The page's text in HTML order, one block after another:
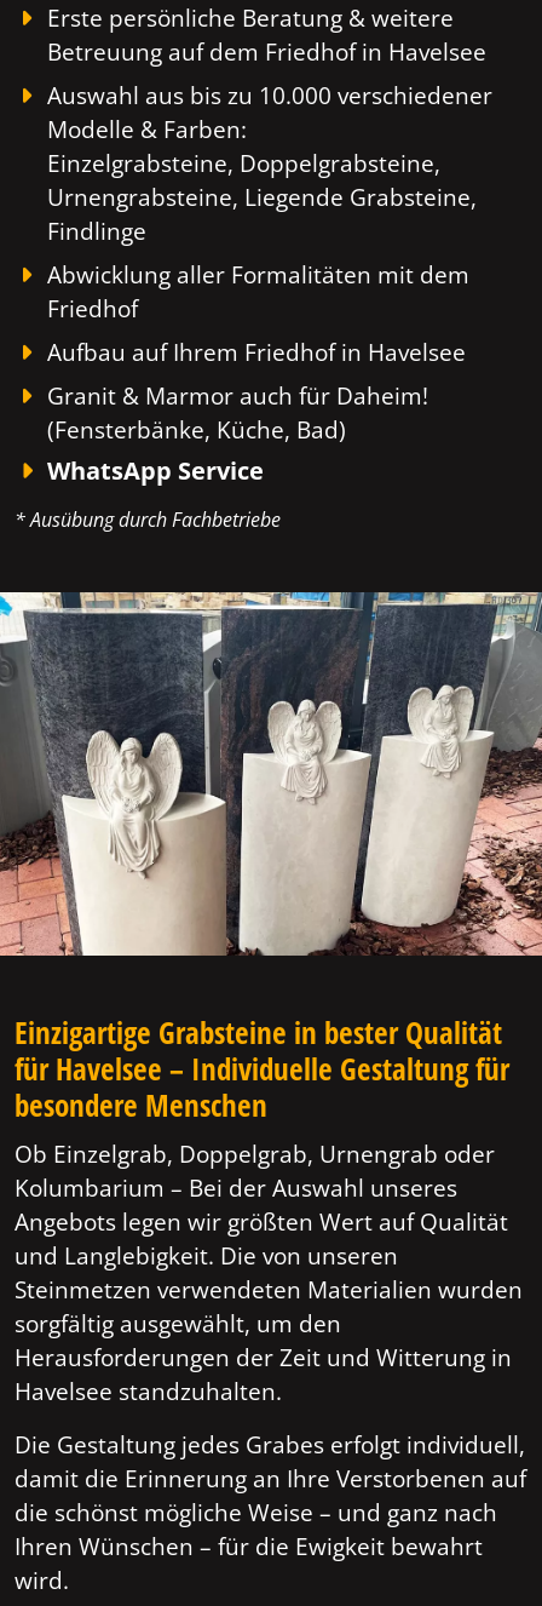
Erste persönliche Beratung & weitere
Betreuung auf dem Friedhof in Havelsee
Auswahl aus bis zu 10.000 verschiedener
Modelle & Farben:
Einzelgrabsteine, Doppelgrabsteine,
Urnengrabsteine, Liegende Grabsteine,
Findlinge
Abwicklung aller Formalitäten mit dem
Friedhof
Aufbau auf Ihrem Friedhof in Havelsee
Granit & Marmor auch für Daheim!
(Fensterbänke, Küche, Bad)
WhatsApp Service
* Ausübung durch Fachbetriebe
Einzigartige Grabsteine in bester Qualität
für Havelsee – Individuelle Gestaltung für
besondere Menschen
Ob Einzelgrab, Doppelgrab, Urnengrab oder
Kolumbarium – Bei der Auswahl unseres
Angebots legen wir größten Wert auf Qualität
und Langlebigkeit. Die von unseren
Steinmetzen verwendeten Materialien wurden
sorgfältig ausgewählt, um den
Herausforderungen der Zeit und Witterung in
Havelsee standzuhalten.
Die Gestaltung jedes Grabes erfolgt individuell,
damit die Erinnerung an Ihre Verstorbenen auf
die schönst mögliche Weise – und ganz nach
Ihren Wünschen – für die Ewigkeit bewahrt
wird.